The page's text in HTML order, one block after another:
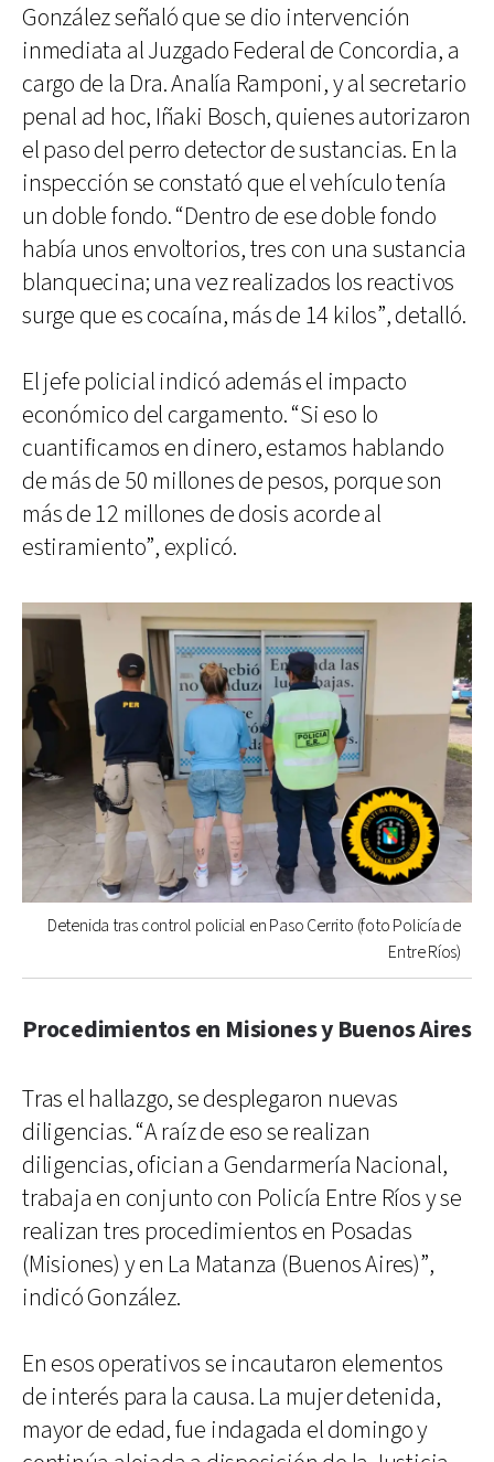
González señaló que se dio intervención
inmediata al Juzgado Federal de Concordia, a
cargo de la Dra. Analía Ramponi, y al secretario
penal ad hoc, Iñaki Bosch, quienes autorizaron
el paso del perro detector de sustancias. En la
inspección se constató que el vehículo tenía
un doble fondo. “Dentro de ese doble fondo
había unos envoltorios, tres con una sustancia
blanquecina; una vez realizados los reactivos
surge que es cocaína, más de 14 kilos”, detalló.
El jefe policial indicó además el impacto
económico del cargamento. “Si eso lo
cuantificamos en dinero, estamos hablando
de más de 50 millones de pesos, porque son
más de 12 millones de dosis acorde al
estiramiento”, explicó.
Detenida tras control policial en Paso Cerrito (foto Policía de
Entre Ríos)
Procedimientos en Misiones y Buenos Aires
Tras el hallazgo, se desplegaron nuevas
diligencias. “A raíz de eso se realizan
diligencias, ofician a Gendarmería Nacional,
trabaja en conjunto con Policía Entre Ríos y se
realizan tres procedimientos en Posadas
(Misiones) y en La Matanza (Buenos Aires)”,
indicó González.
En esos operativos se incautaron elementos
de interés para la causa. La mujer detenida,
mayor de edad, fue indagada el domingo y